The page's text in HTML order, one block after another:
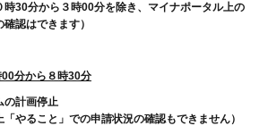
分から３時00分を除き、マイナポータル上の
認はできます）
分から８時30分
計画停止
ること」での申請状況の確認もできません）